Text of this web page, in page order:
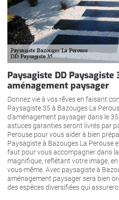
Paysagiste DD
aménagement paysager
Donnez vie à vos rêves en faisant
Paysagiste 35 à Bazouges La
d’aménagement paysager dans le
astuces garanties seront livrés par
Perouse pour vous aider à bien
Paysagiste à Bazouges La Perouse
faut pour vous accompagner dans
magnifique, reflétant votre image,
vous-même. Avec paysagiste à
aménagement paysager sera bien
des espèces diversifiées qui